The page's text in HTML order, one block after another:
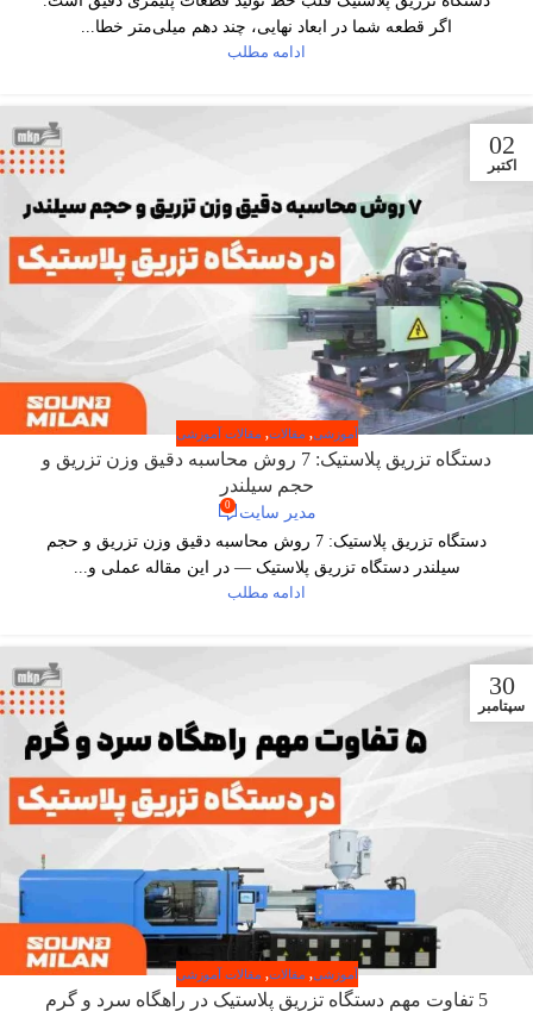
اگر قطعه شما در ابعاد نهایی، چند دهم میلی‌متر خطا...
ادامه مطلب
02
اکتبر
آموزشی, مقالات, مقالات آموزشی
دستگاه تزریق پلاستیک: 7 روش محاسبه دقیق وزن تزریق و
حجم سیلندر
مدیر سایت 0
دستگاه تزریق پلاستیک: 7 روش محاسبه دقیق وزن تزریق و حجم
سیلندر دستگاه تزریق پلاستیک — در این مقاله عملی و...
ادامه مطلب
30
سپتامبر
آموزشی, مقالات, مقالات آموزشی
5 تفاوت مهم دستگاه تزریق پلاستیک در راهگاه سرد و گرم